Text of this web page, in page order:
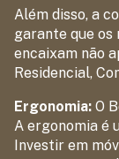
Além disso, a
garante que os
encaixam não
Residencial,
Ergonomia: O
A ergonomia é
Investir em